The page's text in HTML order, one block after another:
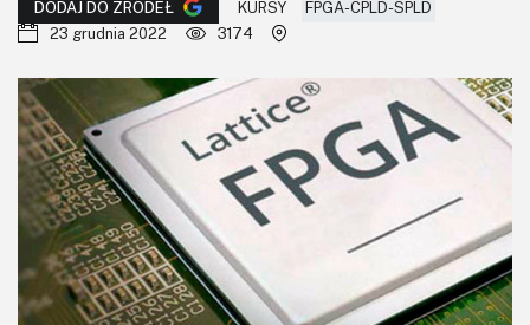
Kontakt
Newsletter
Magazyny
Archiwum
DODAJ DO ŹRÓDEŁ KURSY
FPGA-CPLD-SPLD
23 grudnia 2022
3174